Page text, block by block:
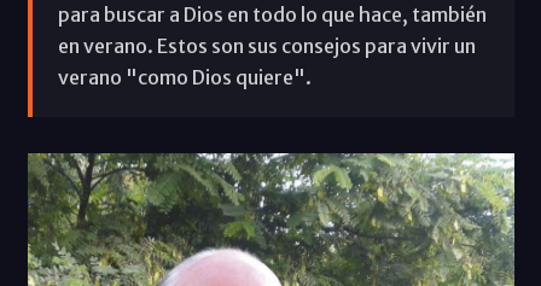
para buscar a Dios en todo lo que hace, también
en verano. Estos son sus consejos para vivir un
verano "como Dios quiere".